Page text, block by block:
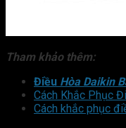
Tham khảo thêm:
Điều Hòa Daikin
Cách Khắc Phục
Cách khắc phục